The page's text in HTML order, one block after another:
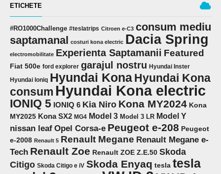
ETICHETE
#RO1000Challenge #teslatrips Citroen e-C3 consum mediu
saptamanal costuri kona electric Dacia Spring
electromobilitate Experienta Saptamanii Featured
Fiat 500e ford explorer garajul nostru Hyundai Inster
Hyundai Ioniq Hyundai KonaHyundai Kona
consum Hyundai Kona electric
IONIQ 5 IONIQ 6 Kia Niro Kona MY2024 Kona
MY2025 Kona SX2 MG4 Model 3 Model 3 LR Model Y
nissan leaf Opel Corsa-e Peugeot e-208 Peugeot
e-2008 Renault 5 Renault Megane Renault Megane e-
Tech Renault Zoe Renault ZOE Z.E.50 Skoda
Citigo Skoda Citigo e iV Skoda Enyaq tesla tesla